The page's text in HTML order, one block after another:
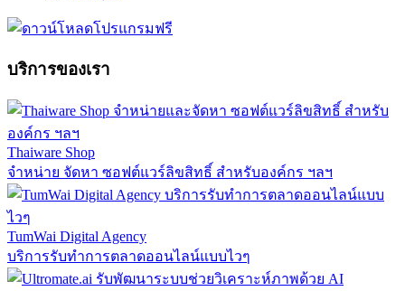
บริการของเรา
Thaiware Shop
จำหน่าย จัดหา ซอฟต์แวร์ลิขสิทธิ์ สำหรับองค์กร ฯลฯ
TumWai Digital Agency
บริการรับทำการตลาดออนไลน์แบบไวๆ